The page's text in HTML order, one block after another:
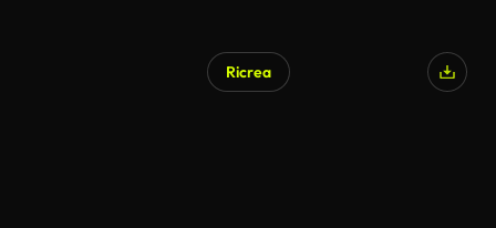
Ricrea